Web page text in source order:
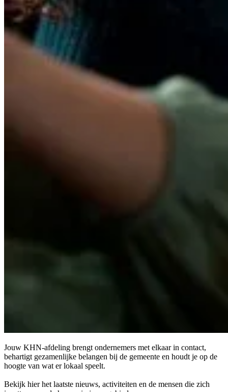
Jouw KHN-afdeling brengt ondernemers met elkaar in contact,
behartigt gezamenlijke belangen bij de gemeente en houdt je op de
hoogte van wat er lokaal speelt.
Bekijk hier het laatste nieuws, activiteiten en de mensen die zich